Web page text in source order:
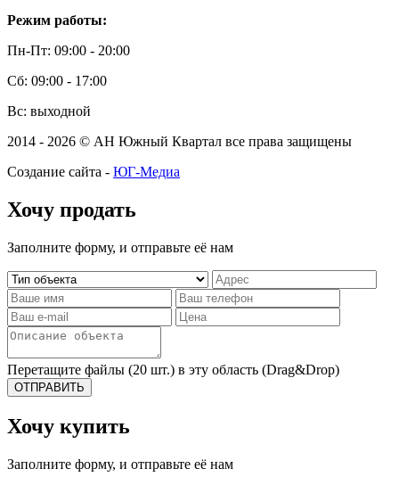
Режим работы:
Пн-Пт: 09:00 - 20:00
Сб: 09:00 - 17:00
Вс: выходной
2014 - 2026 © АН Южный Квартал все права защищены
Создание сайта - ЮГ-Медиа
Хочу продать
Заполните форму, и отправьте её нам
Перетащите файлы (20 шт.) в эту область (Drag&Drop)
ОТПРАВИТЬ
Хочу купить
Заполните форму, и отправьте её нам